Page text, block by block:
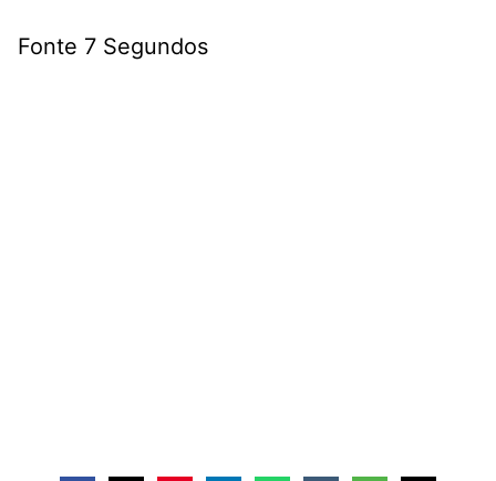
Fonte 7 Segundos